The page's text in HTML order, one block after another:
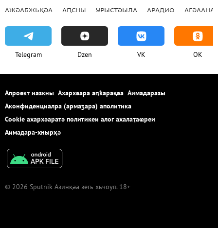
АЖӘАБЖЬҚӘА АԤСНЫ УРЫСТӘЫЛА АРАДИО
Telegram Dzen VK OK
Апроект иазкны Ахархәара аԥҟарақәа Аимадаразы
Аконфиденциалра (армаӡара) аполитика
Cookie ахархәаратә политикеи алог ахалаҭаҩреи
Аимадара-хнырҳә
© 2026 Sputnik Азинқәа зегь хьчоуп. 18+